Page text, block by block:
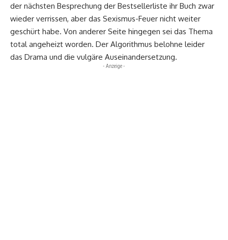
der nächsten Besprechung der Bestsellerliste ihr Buch zwar
wieder verrissen, aber das Sexismus-Feuer nicht weiter
geschürt habe. Von anderer Seite hingegen sei das Thema
total angeheizt worden. Der Algorithmus belohne leider
das Drama und die vulgäre Auseinandersetzung.
- Anzeige -